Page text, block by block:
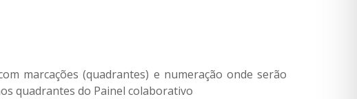
marcações (quadrantes) e numeração onde serão
quadrantes do Painel colaborativo